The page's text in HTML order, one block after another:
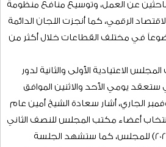
الحرة"، هذا بالإضافة إلى " قانون
حماية ولاية على الودائع المصرفية"
،و" قانون تحصيل مستحقات الدولة،
الإعاقة ".بما يعكس مسار تلك
جسد نموذجًا يحتذى في متابعة
حيث بلغ عدد أدوات المتابعة خلال
دوري الانعقاد الأول والثاني (466) أداة، وفي ذات الهدف شكل
التي عكفت على دراسة جملة من